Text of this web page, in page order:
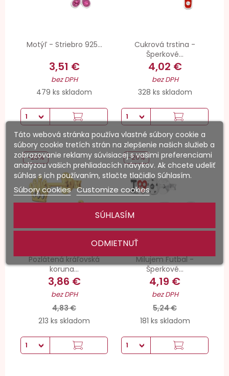
Motýľ - Striebro 925...
3,51 €
bez DPH
479 ks skladom
Cukrová trstina -
Šperkové...
4,02 €
bez DPH
328 ks skladom
Pozlátená kráľovská
koruna...
3,86 €
bez DPH
4,83 €
213 ks skladom
-20%
Milujem Futbal -
Šperkové...
4,19 €
bez DPH
5,24 €
181 ks skladom
-20%
Táto webová stránka používa vlastné súbory cookie a
súbory cookie tretích strán na zlepšenie našich služieb a
zobrazovanie reklamy súvisiacej s vašimi preferenciami
analýzou vašich prehliadacích návykov. Ak chcete udeliť
súhlas s ich používaním, stlačte tlačidlo Súhlasím.
Súbory cookies Customize cookies
ODMIETNUŤ
SÚHLASÍM